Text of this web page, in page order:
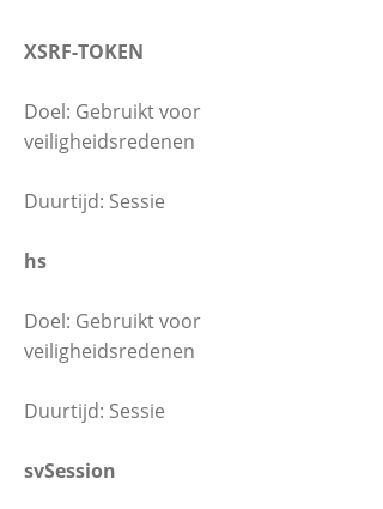
XSRF-TOKEN
Doel: Gebruikt voor
veiligheidsredenen
Duurtijd: Sessie
hs
Doel: Gebruikt voor
veiligheidsredenen
Duurtijd: Sessie
svSession